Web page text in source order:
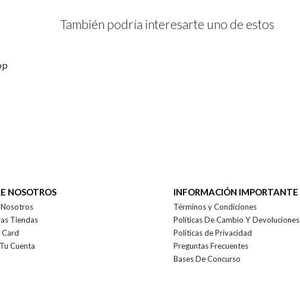
También podría interesarte uno de estos
NOSOTROS
Tiendas
Card
Cuenta
INFORMACIÓN IMPORTANTE
Términos y Condiciones
Políticas De Cambio Y Devoluciones
Políticas de Privacidad
Preguntas Frecuentes
Bases De Concurso